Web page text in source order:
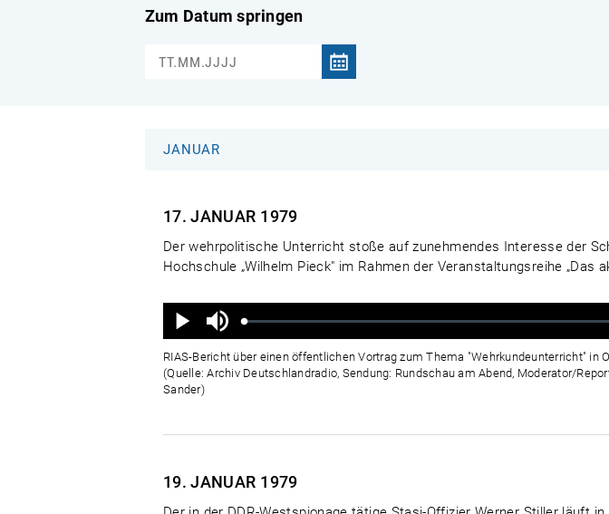
Zum Datum springen
JANUAR
17. JANUAR 1979
Der wehrpolitische Unterricht stoße auf zunehmendes Interesse der
Hochschule „Wilhelm Pieck" im Rahmen der Veranstaltungsreihe
Wiedergabe
Ton
aus
Geladen:
Status:
RIAS-Bericht über einen öffentlichen Vortrag zum Thema "Wehrkundeunterricht" in
(Quelle: Archiv Deutschlandradio, Sendung: Rundschau am Abend, Moderator/
Sander)
19. JANUAR 1979